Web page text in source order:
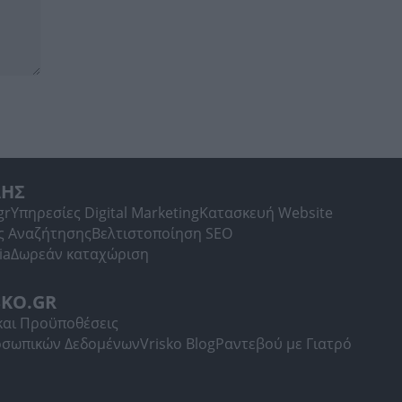
Υπηρεσίες Digital MarketingΚατασκευή Website
ΑναζήτησηςΒελτιστοποίηση SEO
Δωρεάν καταχώριση
Προϋποθέσεις
ΔεδομένωνVrisko BlogΡαντεβού με Γιατρό